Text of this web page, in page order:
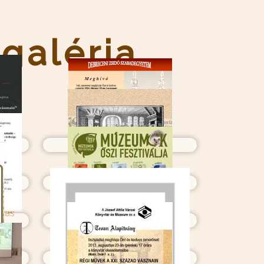
L. Debrecen, Zsinagóga
XLVI. Berettyóújfalu, Bihari